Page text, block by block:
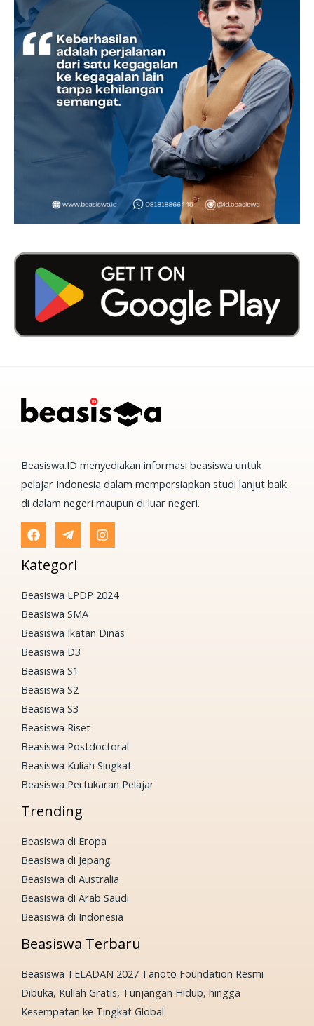
Beasiswa.ID menyediakan informasi beasiswa untuk
pelajar Indonesia dalam mempersiapkan studi lanjut baik
di dalam negeri maupun di luar negeri.
Kategori
Beasiswa LPDP 2024
Beasiswa SMA
Beasiswa Ikatan Dinas
Beasiswa D3
Beasiswa S1
Beasiswa S2
Beasiswa S3
Beasiswa Riset
Beasiswa Postdoctoral
Beasiswa Kuliah Singkat
Beasiswa Pertukaran Pelajar
Trending
Beasiswa di Eropa
Beasiswa di Jepang
Beasiswa di Australia
Beasiswa di Arab Saudi
Beasiswa di Indonesia
Beasiswa Terbaru
Beasiswa TELADAN 2027 Tanoto Foundation Resmi
Dibuka, Kuliah Gratis, Tunjangan Hidup, hingga
Kesempatan ke Tingkat Global